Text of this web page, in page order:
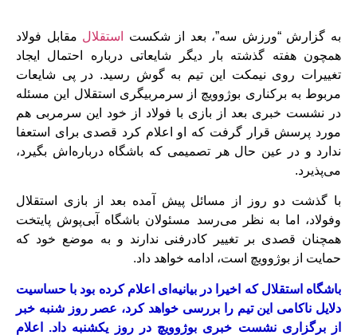
به گزارش “ورزش سه”، بعد از شکست استقلال مقابل فولاد
همچون هفته گذشته بار دیگر شایعاتی درباره احتمال ایجاد
تغییرات روی نیمکت این تیم به گوش رسید. در پی شایعات
مربوط به برکناری بوژوویچ از سرمربیگری استقلال این مسئله
در نشست خبری بعد از بازی با فولاد از خود این سرمربی هم
مورد پرسش قرار گرفت که او اعلام کرد قصدی برای استعفا
ندارد و در عین حال هر تصمیمی که باشگاه درباره‌اش بگیرد،
می‌پذیرد.
با گذشت دو روز از مسائل پیش آمده بعد از بازی استقلال
وفولاد، اما به نظر می‌رسد مسئولان باشگاه آبی‌پوش پایتخت
همچنان قصدی بر تغییر کادرفنی ندارند و به موضع خود که
حمایت از بوژوویچ است، ادامه خواهد داد.
باشگاه استقلال که اخیرا در بیانیه‌ای اعلام کرده بود با حساسیت
دلایل ناکامی این تیم را بررسی خواهد کرد، عصر روز شنبه خبر
از برگزاری نشست خبری بوژوویچ در روز یکشنبه داد. اعلام